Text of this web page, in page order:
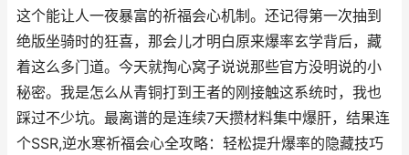
这个能让人一夜暴富的祈福会心机制。还记得第一次抽到
绝版坐骑时的狂喜，那会儿才明白原来爆率玄学背后，藏
着这么多门道。今天就掏心窝子说说那些官方没明说的小
秘密。我是怎么从青铜打到王者的刚接触这系统时，我也
踩过不少坑。最离谱的是连续7天攒材料集中爆肝，结果连
个SSR,逆水寒祈福会心全攻略：轻松提升爆率的隐藏技巧